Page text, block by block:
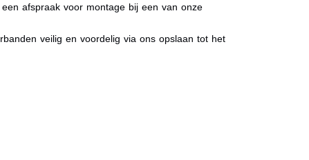
afspraak voor montage bij een van onze
veilig en voordelig via ons opslaan tot het